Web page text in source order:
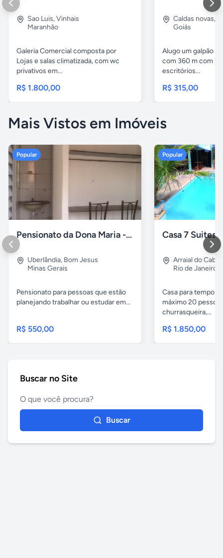
Sao Luis,Vinhais
Maranhão
Galeria Comercial composta por
Lojas e salas climatizada, com wc
privativos em...
R$ 1.800,00
Caldas novas,
Goiás
Alugo um galpão
com 360 m com 2
escritórios...
R$ 315,00
Mais Vistos em Imóveis
Popular
Pensionato da Dona Maria - Uberlândia/MG
Uberlândia, Bom Jesus
Minas Gerais
Pensionato para pessoas que estão
planejando trabalhar ou estudar em...
R$ 550,00
Popular
Arraial do Cabo
Rio de Janeiro
Casa para
máximo 20
churrasqueira,...
R$ 1.850,00
Buscar no Site
Buscar